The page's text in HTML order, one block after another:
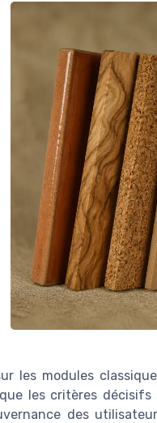
les modules
les critères décisifs
des